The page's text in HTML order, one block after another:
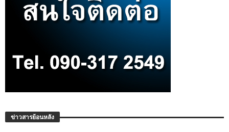
ข่าวสารย้อนหลัง